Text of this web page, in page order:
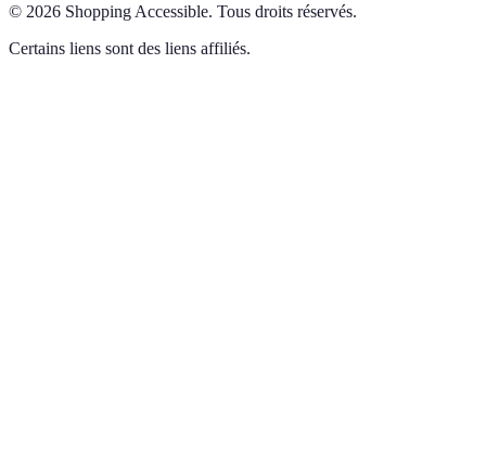
© 2026 Shopping Accessible. Tous droits réservés.
Certains liens sont des liens affiliés.